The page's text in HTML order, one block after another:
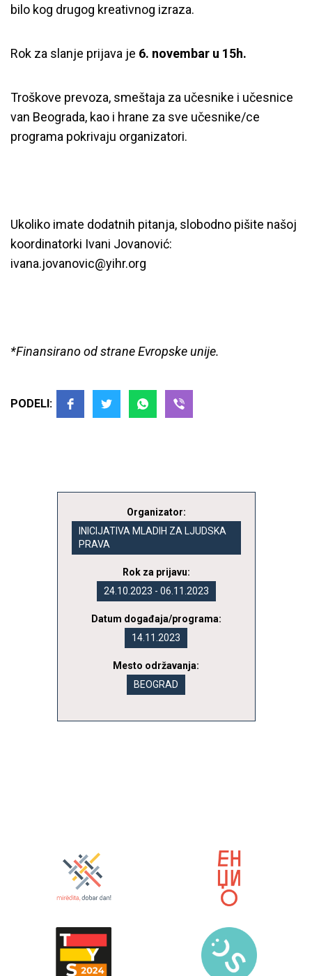
bilo kog drugog kreativnog izraza.
Rok za slanje prijava je 6. novembar u 15h.
Troškove prevoza, smeštaja za učesnike i učesnice
van Beograda, kao i hrane za sve učesnike/ce
programa pokrivaju organizatori.
Ukoliko imate dodatnih pitanja, slobodno pišite našoj
koordinatorki Ivani Jovanović:
ivana.jovanovic@yihr.org
*Finansirano od strane Evropske unije.
PODELI:
Organizator:
INICIJATIVA MLADIH ZA LJUDSKA
PRAVA
Rok za prijavu:
24.10.2023 - 06.11.2023
Datum događaja/programa:
14.11.2023
Mesto održavanja:
BEOGRAD